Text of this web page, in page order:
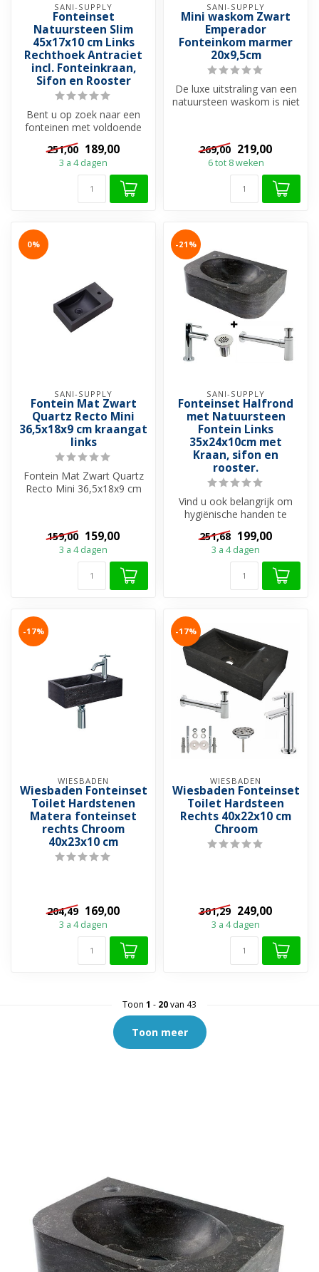
SANI-SUPPLY
Fonteinset
Natuursteen Slim
45x17x10 cm Links
Rechthoek Antraciet
incl. Fonteinkraan,
Sifon en Rooster
Bent u op zoek naar een
fonteinen met voldoende
ruimte om uw handen te
wassen, m...
251,00 189,00
3 a 4 dagen
SANI-SUPPLY
Mini waskom Zwart
Emperador
Fonteinkom marmer
20x9,5cm
De luxe uitstraling van een
natuursteen waskom is niet
269,00 219,00
6 tot 8 weken
0%
SANI-SUPPLY
Fontein Mat Zwart
Quartz Recto Mini
36,5x18x9 cm kraangat
links
Fontein Mat Zwart Quartz
Recto Mini 36,5x18x9 cm
159,00 159,00
3 a 4 dagen
-21%
SANI-SUPPLY
Fonteinset Halfrond
met Natuursteen
Fontein Links
35x24x10cm met
Kraan, sifon en
rooster.
Vind u ook belangrijk om
hygiënische handen te
hebben na een toiletbezoek
en wil...
251,68 199,00
3 a 4 dagen
-17%
WIESBADEN
Wiesbaden Fonteinset
Toilet Hardstenen
Matera fonteinset
rechts Chroom
40x23x10 cm
204,49 169,00
3 a 4 dagen
-17%
WIESBADEN
Wiesbaden Fonteinset
Toilet Hardsteen
Rechts 40x22x10 cm
Chroom
301,29 249,00
3 a 4 dagen
Toon 1 - 20van 43
Toon meer